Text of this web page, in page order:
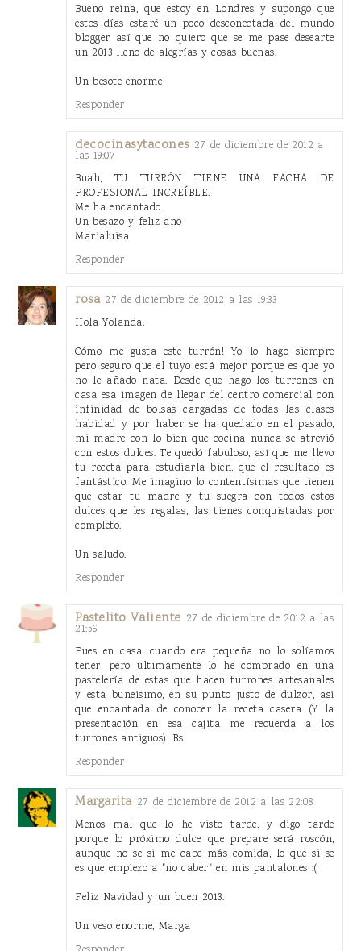
Bueno reina, que estoy en Londres y supongo que
estos días estaré un poco desconectada del mundo
blogger así que no quiero que se me pase desearte
un 2013 lleno de alegrías y cosas buenas.
Un besote enorme
Responder
decocinasytacones 27 de diciembre de 2012 a
las 19:07
Buah, TU TURRÓN TIENE UNA FACHA DE
PROFESIONAL INCREÍBLE.
Me ha encantado.
Un besazo y feliz año
Marialuisa
Responder
rosa 27 de diciembre de 2012 a las 19:33
Hola Yolanda.
Cómo me gusta este turrón! Yo lo hago siempre
pero seguro que el tuyo está mejor porque es que yo
no le añado nata. Desde que hago los turrones en
casa esa imagen de llegar del centro comercial con
infinidad de bolsas cargadas de todas las clases
habidad y por haber se ha quedado en el pasado,
mi madre con lo bien que cocina nunca se atrevió
con estos dulces. Te quedó fabuloso, así que me llevo
tu receta para estudiarla bien, que el resultado es
fantástico. Me imagino lo contentísimas que tienen
que estar tu madre y tu suegra con todos estos
dulces que les regalas, las tienes conquistadas por
completo.
Un saludo.
Responder
Pastelito Valiente 27 de diciembre de 2012 a las
21:56
Pues en casa, cuando era pequeña no lo solíamos
tener, pero últimamente lo he comprado en una
pastelería de estas que hacen turrones artesanales
y está buneísimo, en su punto justo de dulzor, así
que encantada de conocer la receta casera (Y la
presentación en esa cajita me recuerda a los
turrones antiguos). Bs
Responder
Margarita 27 de diciembre de 2012 a las 22:08
Menos mal que lo he visto tarde, y digo tarde
porque lo próximo dulce que prepare será roscón,
aunque no se si me cabe más comida, lo que si se
es que empiezo a "no caber" en mis pantalones :(
Feliz Navidad y un buen 2013.
Un veso enorme, Marga